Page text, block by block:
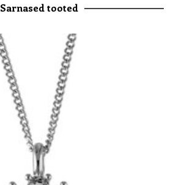
Sarnased tooted